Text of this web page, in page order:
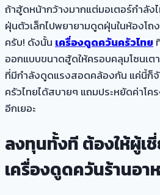
ถ้าฮู้ดหน้ากว้างมากแต่มอเตอร์กำลัง
ฝุ่นตัวเล็กไปพยายามดูดฝุ่นในห้องโถ
ครับ! ดังนั้น เครื่องดูดควันครัวไทย
ออกแบบขนาดฮู้ดให้ครอบคลุมโซนเ
ที่มีกำลังดูดแรงสอดคล้องกัน แค่นี้ก็
ครัวไทยได้สบายๆ แถมประหยัดค่าโ
อีกเยอะ
ลงทุนทั้งที ต้องให้ผู้เ
เครื่องดูดควันร้านอา